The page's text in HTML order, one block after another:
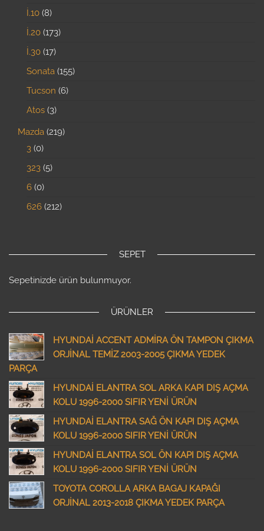
İ.10 8
İ.20 173
İ.30 17
Sonata 155
Tucson 6
Atos 3
Mazda 219
3 0
323 5
6 0
626 212
SEPET
Sepetinizde ürün bulunmuyor.
ÜRÜNLER
HYUNDAİ ACCENT ADMİRA ÖN TAMPON ÇIKMA
ORJİNAL TEMİZ 2003-2005 ÇIKMA YEDEK
PARÇA
HYUNDAİ ELANTRA SOL ARKA KAPI DIŞ AÇMA
KOLU 1996-2000 SIFIR YENİ ÜRÜN
HYUNDAİ ELANTRA SAĞ ÖN KAPI DIŞ AÇMA
KOLU 1996-2000 SIFIR YENİ ÜRÜN
HYUNDAİ ELANTRA SOL ÖN KAPI DIŞ AÇMA
KOLU 1996-2000 SIFIR YENİ ÜRÜN
TOYOTA COROLLA ARKA BAGAJ KAPAĞI
ORJİNAL 2013-2018 ÇIKMA YEDEK PARÇA